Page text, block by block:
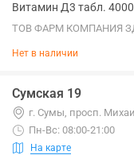
Витамин Д3 табл.
ТОВ ФАРМ КОМПАНИЯ
Нет в наличии
Сумская 19
г. Сумы, просп.
Пн-Вс: 08:00-21:00
На карте